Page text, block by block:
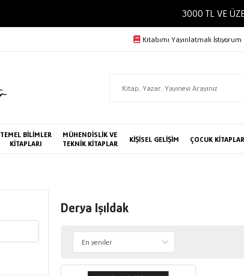
3000 TL VE
Kitabımı Yayınlatmak İstiyorum
TEMEL BİLİMLER
KİTAPLARI
MÜHENDİSLİK VE
TEKNİK KİTAPLAR
KİŞİSEL GELİŞİM ÇOCUK
Derya Işıldak